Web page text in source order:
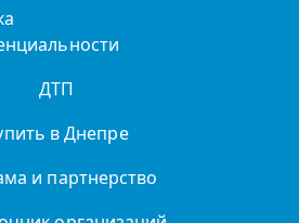
ДТП
в Днепре
и партнерство